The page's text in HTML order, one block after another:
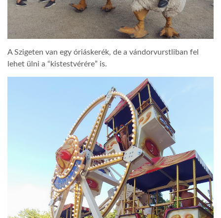
A Szigeten van egy óriáskerék, de a vándorvurstliban fel
lehet ülni a “kistestvérére” is.